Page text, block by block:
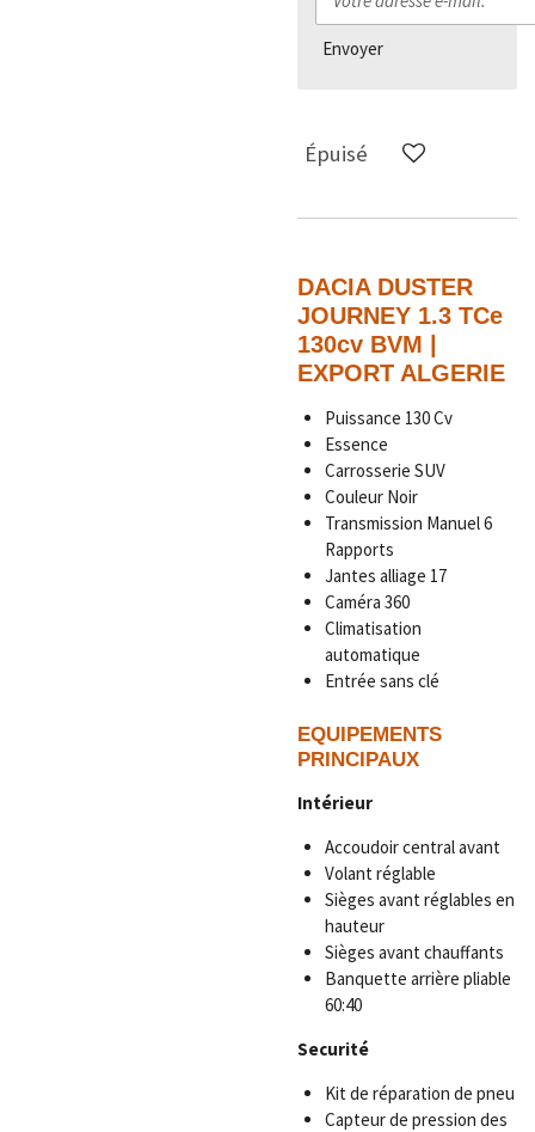
Envoyer
Épuisé
DACIA DUSTER
JOURNEY 1.3 TCe
130cv BVM |
EXPORT ALGERIE
Puissance 130 Cv
Essence
Carrosserie SUV
Couleur Noir
Transmission Manuel6
Rapports
Jantes alliage 17
Caméra 360
Climatisation
automatique
Entrée sans clé
EQUIPEMENTS
PRINCIPAUX
Intérieur
Accoudoir central avant
Volant réglable
Sièges avant réglables en
hauteur
Sièges avant chauffants
Banquette arrière pliable
60:40
Securité
Kit de réparation de pneu
Capteur de pression des